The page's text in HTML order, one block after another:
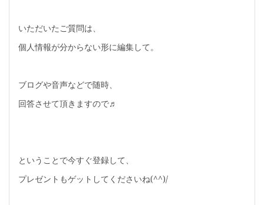
いただいたご質問は、
個人情報が分からない形に編集して。
ブログや音声などで随時、
回答させて頂きますので♬
ということで今すぐ登録して、
プレゼントもゲットしてくださいね(^^)/